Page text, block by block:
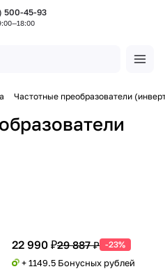
500-45-93
Частотные преобразователи
22 990 ₽29 887 ₽ -23%
+ 1149.5 Бонусных рублей